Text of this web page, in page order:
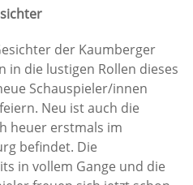
der Kaumberger
in die lustigen Rollen dieses
Schauspieler/innen
Neu ist auch die
heuer erstmals im
befindet. Die
in vollem Gange und die